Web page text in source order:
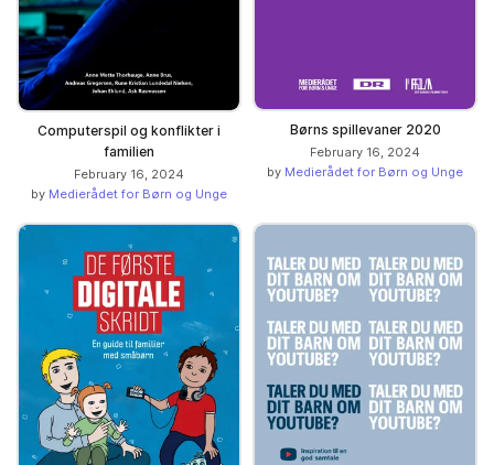
Computerspil og konflikter i
familien
February 16, 2024
by Medierådet for Børn og Unge
Børns spillevaner 2020
February 16, 2024
by Medierådet for Børn og Unge